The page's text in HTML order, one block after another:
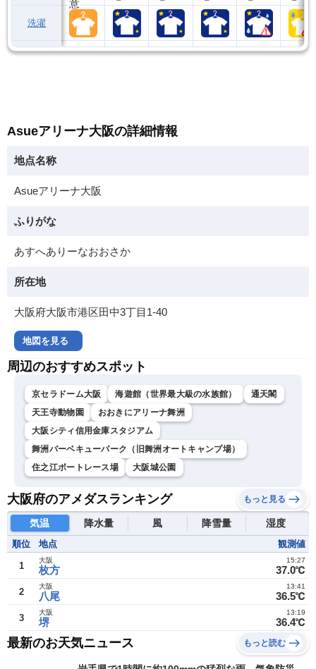
洗濯
Asueアリーナ大阪の詳細情報
地点名称
Asueアリーナ大阪
ふりがな
あすへありーなおおさか
所在地
大阪府大阪市港区田中3丁目1-40
地図を見る
周辺のおすすめスポット
京セラドーム大阪 海遊館（世界最大級の水族館）
通天閣
天王寺動物園
おおきにアリーナ舞洲
大阪シティ信用金庫スタジアム
舞洲バーベキューパーク（旧舞洲オートキャンプ場）
住之江ボートレース場
大阪城公園
大阪府のアメダスランキング もっと見る
気温 降水量 風 降雪量 湿度
順位 地点 観測値
1 枚方
大阪
37.0℃
15:27
2 八尾
大阪
36.5℃
13:41
3 堺
大阪
36.4℃
13:19
最新のお天気ニュース もっと読む